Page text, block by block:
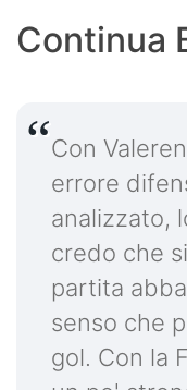
Continua
Con
errore
analizzato,
credo che
partita
senso che
gol. Con la